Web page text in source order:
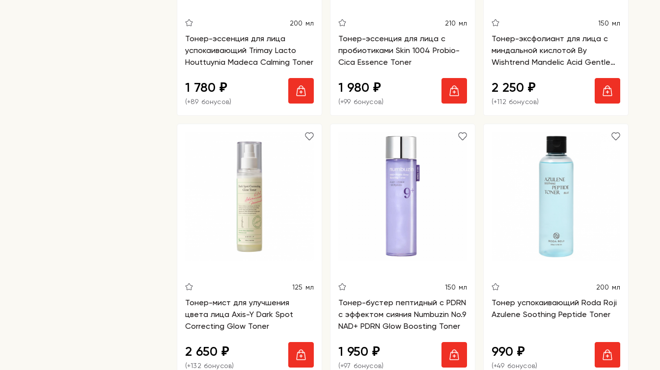
200 мл
Тонер-эссенция для лица
успокаивающий Trimay Lacto
Houttuynia Madeca Calming Toner
1 780 ₽
(+89 бонусов)
210 мл
Тонер-эссенция для лица с
пробиотиками Skin 1004 Probio-
Cica Essence Toner
1 980 ₽
(+99 бонусов)
150 мл
Тонер-эксфолиант для лица с
миндальной кислотой By
Wishtrend Mandelic Acid Gentle
2 250 ₽
(+112 бонусов)
125 мл
Тонер-мист для улучшения
цвета лица Axis-Y Dark Spot
Correcting Glow Toner
2 650 ₽
(+132 бонусов)
150 мл
Тонер-бустер пептидный с PDRN
с эффектом сияния Numbuzin No.9
NAD+ PDRN Glow Boosting Toner
1 950 ₽
(+97 бонусов)
200 мл
Тонер успокаивающий Roda Roji
Azulene Soothing Peptide Toner
990 ₽
(+49 бонусов)